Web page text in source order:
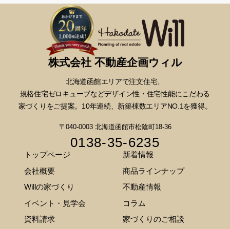
株式会社 不動産企画ウィル
北海道函館エリアで注文住宅、
規格住宅ゼロキューブなどデザイン性・ 住宅性能にこだわる
家づくりをご提案。10年連続、新築棟数エリアNO.1を獲得。
〒040-0003 北海道函館市松陰町18-36
0138-35-6235
トップページ
会社概要
Willの家づくり
イベント・見学会
資料請求
新着情報
商品ラインナップ
不動産情報
コラム
家づくりのご相談